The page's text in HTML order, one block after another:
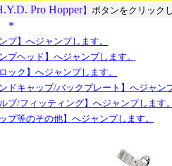
Pro Hopper】 ボタンをクリック
*
プ】 へジャンプします。
プヘッド】 へジャンプします。
ック】 へジャンプします。
ドキャップ/バックプレート】 へジャン
ブ/フィッティング】 へジャンプします。
プ等のその他】 へジャンプします。